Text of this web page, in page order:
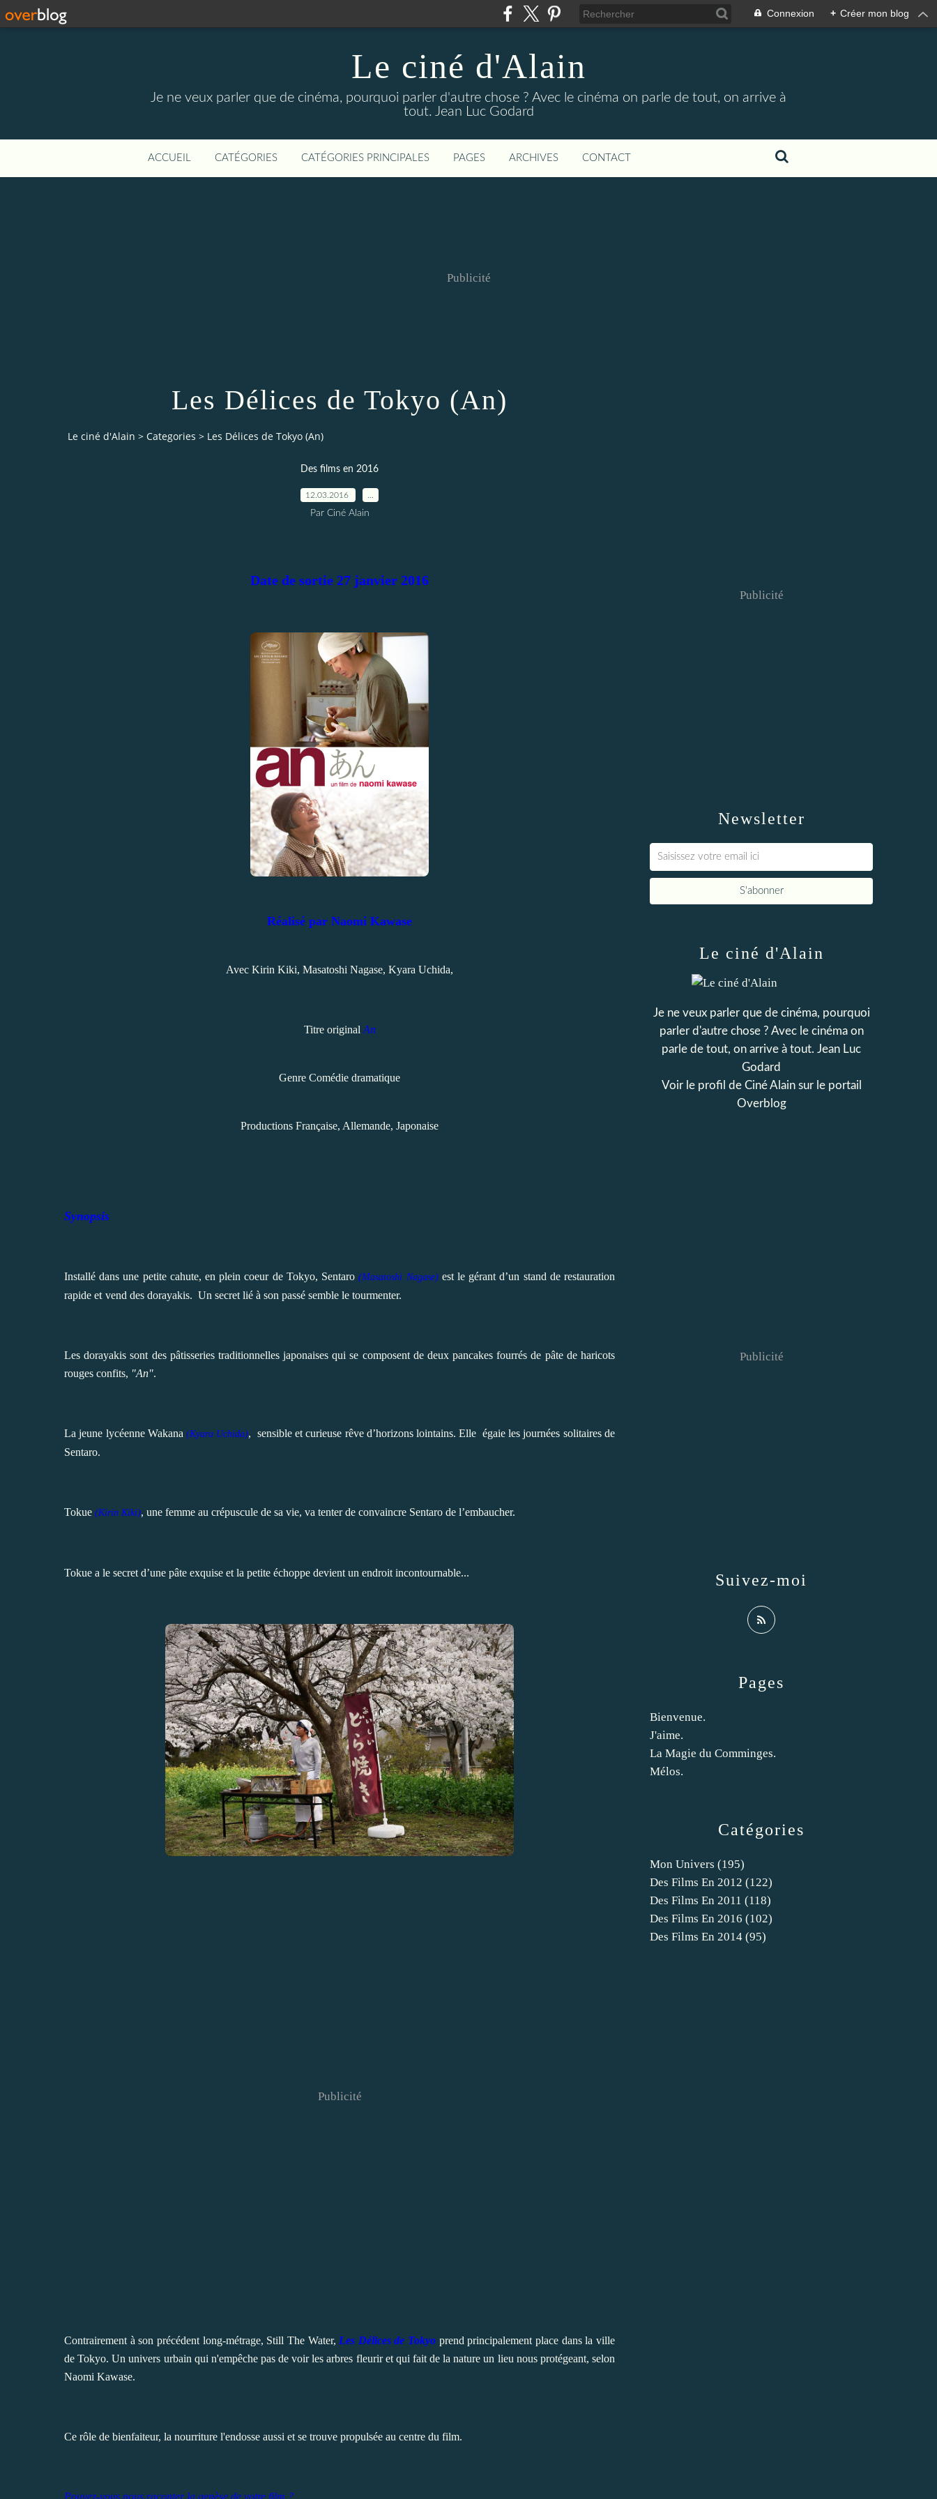
Connexion + Créer mon blog
Le ciné d'Alain
Je ne veux parler que de cinéma, pourquoi parler d'autre chose ? Avec le cinéma on parle de tout, on arrive à
tout. Jean Luc Godard
ACCUEIL CATÉGORIES CATÉGORIES PRINCIPALES PAGES ARCHIVES CONTACT
Publicité
Les Délices de Tokyo (An)
Le ciné d'Alain > Categories > Les Délices de Tokyo (An)
Des films en 2016
12.03.2016
Par Ciné Alain
Date de sortie 27 janvier 2016
Réalisé par Naomi Kawase
Avec Kirin Kiki, Masatoshi Nagase, Kyara Uchida,
Titre original An
Genre Comédie dramatique
Productions Française, Allemande, Japonaise
Synopsis
Installé dans une petite cahute, en plein coeur de Tokyo, Sentaro(Masatoshi Nagase) est le gérant d’un stand de restauration
rapide et vend des dorayakis. Un secret lié à son passé semble le tourmenter.
Les dorayakis sont des pâtisseries traditionnelles japonaises qui se composent de deux pancakes fourrés de pâte de haricots
rouges confits, "An".
La jeune lycéenne Wakana(Kyara Uchida), sensible et curieuse rêve d’horizons lointains. Elle égaie les journées solitaires de
Sentaro.
Tokue (Kirin Kiki), une femme au crépuscule de sa vie, va tenter de convaincre Sentaro de l’embaucher.
Tokue a le secret d’une pâte exquise et la petite échoppe devient un endroit incontournable...
Publicité
Contrairement à son précédent long-métrage, Still The Water, Les Délices de Tokyo prend principalement place dans la ville
de Tokyo. Un univers urbain qui n'empêche pas de voir les arbres fleurir et qui fait de la nature un lieu nous protégeant, selon
Naomi Kawase.
Ce rôle de bienfaiteur, la nourriture l'endosse aussi et se trouve propulsée au centre du film.
Pouvez-vous nous raconter la genèse de votre film ?
Newsletter
Publicité
Catégories
Mon Univers (195)
Des Films En 2012 (122)
Des Films En 2011 (118)
Des Films En 2016 (102)
Des Films En 2014 (95)
Pages
Bienvenue.
J'aime.
La Magie du Comminges.
Mélos.
Le ciné d'Alain
Je ne veux parler que de cinéma, pourquoi
parler d'autre chose ? Avec le cinéma on
parle de tout, on arrive à tout. Jean Luc
Godard
Voir le profil de Ciné Alainsur le portail
Overblog
Suivez-moi
Publicité